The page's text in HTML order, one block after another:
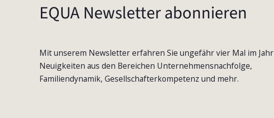
EQUA Newsletter abonnieren
Mit unserem Newsletter erfahren Sie ungefähr vier Mal im Jahr
Neuigkeiten aus den Bereichen Unternehmensnachfolge,
Familiendynamik, Gesellschafterkompetenz und mehr.